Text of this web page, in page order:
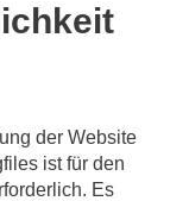
der Website
ist für den
Es